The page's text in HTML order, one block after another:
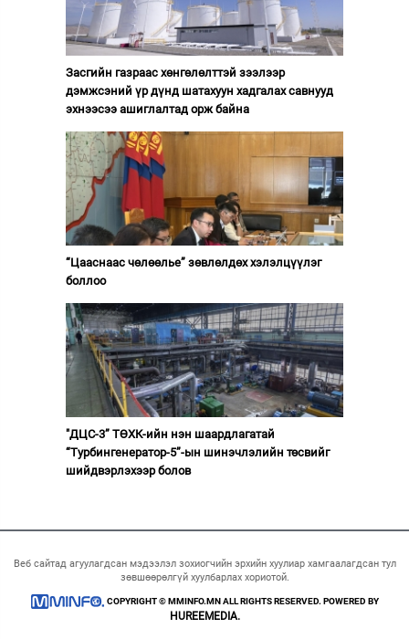
Засгийн газраас хөнгөлөлттэй зээлээр
дэмжсэний үр дүнд шатахуун хадгалах савнууд
эхнээсээ ашиглалтад орж байна
“Цааснаас чөлөөлье” зөвлөлдөх хэлэлцүүлэг
боллоо
"ДЦС-3” ТӨХК-ийн нэн шаардлагатай
“Турбингенератор-5”-ын шинэчлэлийн төсвийг
шийдвэрлэхээр болов
Веб сайтад агуулагдсан мэдээлэл зохиогчийн эрхийн хуулиар хамгаалагдсан тул
зөвшөөрөлгүй хуулбарлах хориотой.
COPYRIGHT © MMINFO.MN ALL RIGHTS RESERVED. POWERED BY
HUREEMEDIA.